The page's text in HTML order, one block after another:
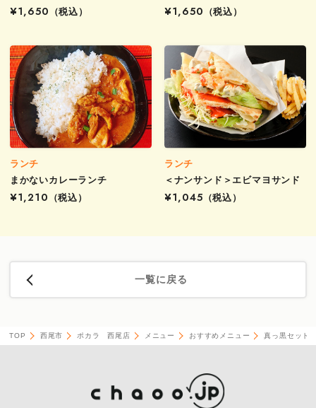
¥1,650
（税込）
¥1,650
（税込）
ランチ
まかないカレーランチ
¥1,210
（税込）
ランチ
＜ナンサンド＞エビマヨサンド
¥1,045 （税込）
一覧に戻る
TOP 西尾市 ポカラ 西尾店 メニュー おすすめメニュー 真っ黒セット